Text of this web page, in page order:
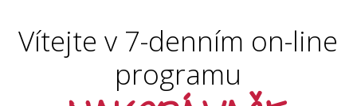
Vítejte v 7-denním on-line
programu